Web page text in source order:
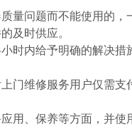
量问题而不能使用的，
及时供应。
时内给予明确的解决
门维修服务用户仅需支
用、保养等方面，并使